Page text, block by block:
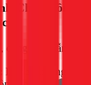
Chân Bồn và
công việc vẫn
Dùng bu lông (tắc